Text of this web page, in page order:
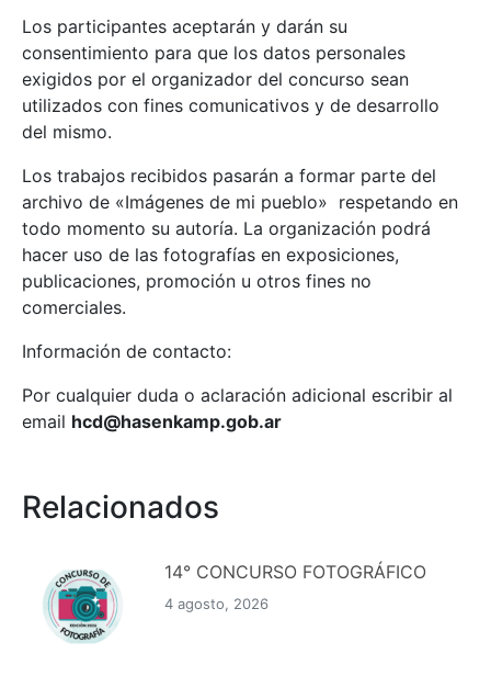
Los participantes aceptarán y darán su
consentimiento para que los datos personales
exigidos por el organizador del concurso sean
utilizados con fines comunicativos y de desarrollo
del mismo.
Los trabajos recibidos pasarán a formar parte del
archivo de «Imágenes de mi pueblo» respetando en
todo momento su autoría. La organización podrá
hacer uso de las fotografías en exposiciones,
publicaciones, promoción u otros fines no
comerciales.
Información de contacto:
Por cualquier duda o aclaración adicional escribir al
email hcd@hasenkamp.gob.ar
Relacionados
14° CONCURSO FOTOGRÁFICO
4 agosto, 2026